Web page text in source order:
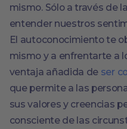
mismo. Sólo a través de
entender nuestros
El autoconocimiento te
mismo y a enfrentarte a
ventaja añadida de ser
que permite a las
sus valores y creencias
consciente de las